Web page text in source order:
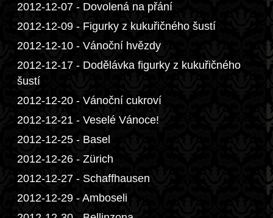
2012-12-07 - Dovolená na přání
2012-12-09 - Figurky z kukuřičného šustí
2012-12-10 - Vánoční hvězdy
2012-12-17 - Dodělávka figurky z kukuřičného
šustí
2012-12-20 - Vánoční cukroví
2012-12-21 - Veselé Vánoce!
2012-12-25 - Basel
2012-12-26 - Zürich
2012-12-27 - Schaffhausen
2012-12-29 - Amboseli